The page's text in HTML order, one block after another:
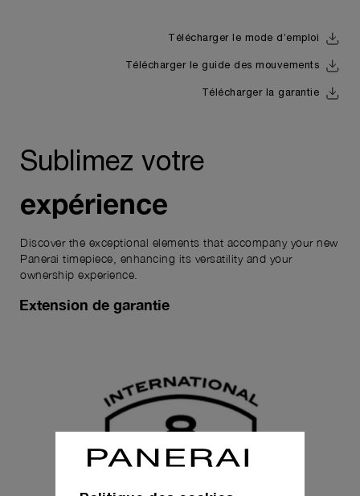
Télécharger le mode d’emploi
Télécharger le guide des mouvements
Télécharger la garantie
Sublimez votre
expérience
Discover the exceptional elements that accompany your new
Panerai timepiece, enhancing its versatility and your
ownership experience.
Extension de garantie